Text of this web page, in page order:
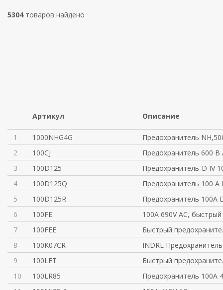
5304товаров найдено
Артикул Описание
1 1000NHG4G
Предохранитель
2
100CJ
Предохранитель 600
3
100D125
Предохранитель-D IV
4
100D125Q
Предохранитель 100 A
5
100D125R
Предохранитель 100A
6
100FE
100A 690V AC,
7
100FEE
Быстрый
8
100K07CR
INDRL
9
100LET
Быстрый
10
100LR85
Предохранитель 100A